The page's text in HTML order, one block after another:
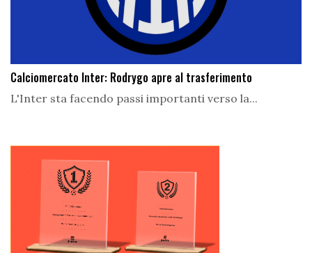
Calciomercato Inter: Rodrygo apre al trasferimento
L'Inter sta facendo passi importanti verso la...